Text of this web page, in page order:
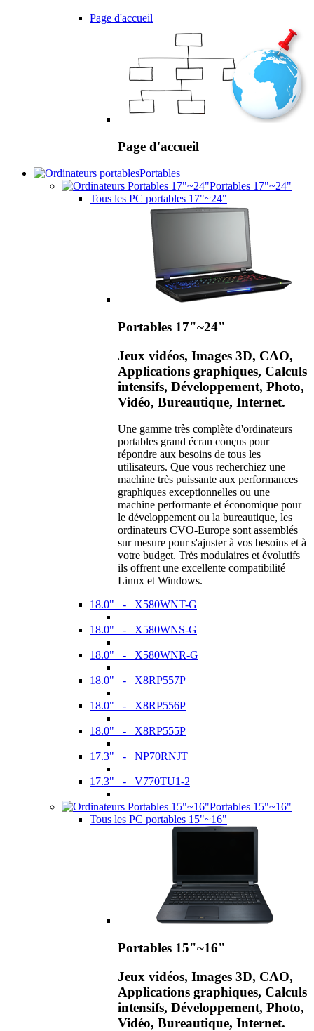
Page d'accueil
Page d'accueil
Portables
Portables 17"~24"
Tous les PC portables 17"~24"
Portables 17"~24"
Jeux vidéos, Images 3D, CAO,
Applications graphiques, Calculs
intensifs, Développement, Photo,
Vidéo, Bureautique, Internet.
Une gamme très complète d'ordinateurs
portables grand écran conçus pour
répondre aux besoins de tous les
utilisateurs. Que vous recherchiez une
machine très puissante aux performances
graphiques exceptionnelles ou une
machine performante et économique pour
le développement ou la bureautique, les
ordinateurs CVO-Europe sont assemblés
sur mesure pour s'ajuster à vos besoins et à
votre budget. Très modulaires et évolutifs
ils offrent une excellente compatibilité
Linux et Windows.
18.0" - X580WNT-G
18.0" - X580WNS-G
18.0" - X580WNR-G
18.0" - X8RP557P
18.0" - X8RP556P
18.0" - X8RP555P
17.3" - NP70RNJT
17.3" - V770TU1-2
Portables 15"~16"
Tous les PC portables 15"~16"
Portables 15"~16"
Jeux vidéos, Images 3D, CAO,
Applications graphiques, Calculs
intensifs, Développement, Photo,
Vidéo, Bureautique, Internet.